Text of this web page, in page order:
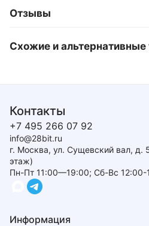
Отзывы
Схожие и альтернативные
Контакты
+7 495 266 07 92
info@28bit.ru
г. Москва, ул. Сущевский вал, д.
этаж)
Пн-Пт 11:00—19:00; Сб-Вс 12:00-
Информация